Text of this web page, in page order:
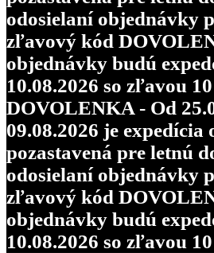
odosielaní objednávky
zľavový kód
objednávky budú
10.08.2026 so zľavou
DOVOLENKA - Od
09.08.2026 je expedícia
pozastavená pre letnú
odosielaní objednávky
zľavový kód
objednávky budú
10.08.2026 so zľavou